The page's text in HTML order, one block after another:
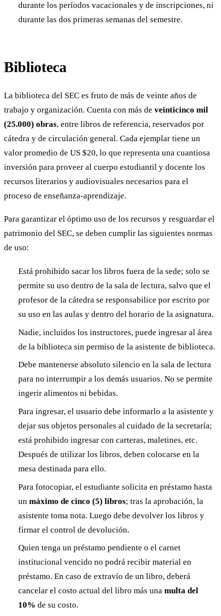
durante los períodos vacacionales y de inscripciones, ni
durante las dos primeras semanas del semestre.
Biblioteca
La biblioteca del SEC es fruto de más de veinte años de
trabajo y organización. Cuenta con más de veinticinco mil
(25.000) obras, entre libros de referencia, reservados por
cátedra y de circulación general. Cada ejemplar tiene un
valor promedio de US $20, lo que representa una cuantiosa
inversión para proveer al cuerpo estudiantil y docente los
recursos literarios y audiovisuales necesarios para el
proceso de enseñanza-aprendizaje.
Para garantizar el óptimo uso de los recursos y resguardar el
patrimonio del SEC, se deben cumplir las siguientes normas
de uso:
Está prohibido sacar los libros fuera de la sede; solo se
permite su uso dentro de la sala de lectura, salvo que el
profesor de la cátedra se responsabilice por escrito por
su uso en las aulas y dentro del horario de la asignatura.
Nadie, incluidos los instructores, puede ingresar al área
de la biblioteca sin permiso de la asistente de biblioteca.
Debe mantenerse absoluto silencio en la sala de lectura
para no interrumpir a los demás usuarios. No se permite
ingerir alimentos ni bebidas.
Para ingresar, el usuario debe informarlo a la asistente y
dejar sus objetos personales al cuidado de la secretaría;
está prohibido ingresar con carteras, maletines, etc.
Después de utilizar los libros, deben colocarse en la
mesa destinada para ello.
Para fotocopiar, el estudiante solicita en préstamo hasta
un máximo de cinco (5) libros; tras la aprobación, la
asistente toma nota. Luego debe devolver los libros y
firmar el control de devolución.
Quien tenga un préstamo pendiente o el carnet
institucional vencido no podrá recibir material en
préstamo. En caso de extravío de un libro, deberá
cancelar el costo actual del libro más una multa del
10% de su costo.